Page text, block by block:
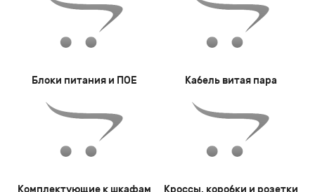
Блоки питания и ПОЕ Кабель витая пара
Комплектующие к шкафам
Кроссы, коробки и розетки